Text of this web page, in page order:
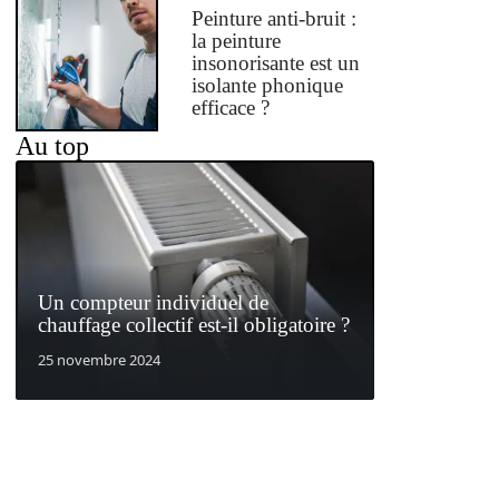
Peinture anti-bruit :
la peinture
insonorisante est un
isolante phonique
efficace ?
Au top
Un compteur individuel de
chauffage collectif est-il obligatoire ?
25 novembre 2024